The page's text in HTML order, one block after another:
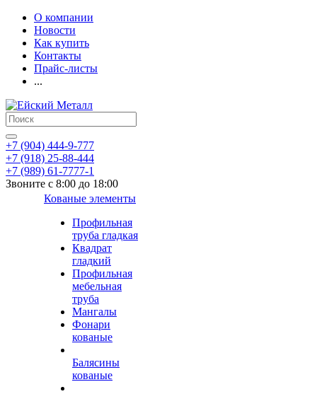
О компании
Новости
Как купить
Контакты
Прайс-листы
...
+7 (904) 444-9-777
+7 (918) 25-88-444
+7 (989) 61-7777-1
Звоните с 8:00 до 18:00
Кованые элементы
Профильная
труба гладкая
Квадрат
гладкий
Профильная
мебельная
труба
Мангалы
Фонари
кованые
Балясины
кованые